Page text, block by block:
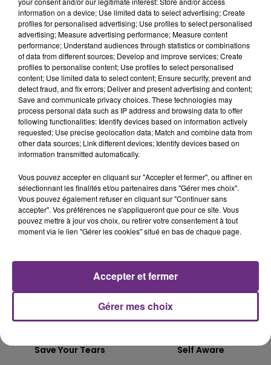
fermer ses portes.
TITRES DIFFUSÉS
4h47
4h47
BENSON BOONE
The Time Of My Life
4h44
4h44
ANGELE & JUSTICE
What You Want
4h41
4h41
Save Your Tears
4h37
4h37
Self Aware
information on a device; Use limited data to select advertising; Create
profiles for personalised advertising; Use profiles to select personalised
advertising; Measure advertising performance; Measure content
performance; Understand audiences through statistics or combinations
of data from different sources; Develop and improve services; Create
profiles to personalise content; Use profiles to select personalised
content; Use limited data to select content; Ensure security, prevent and
detect fraud, and fix errors; Deliver and present advertising and content;
Save and communicate privacy choices. These technologies may
process personal data such as IP address and browsing data to offer
following functionalities: Identify devices based on information actively
requested; Use precise geolocation data; Match and combine data from
other data sources; Link different devices; Identify devices based on
information transmitted automatically.
Vous pouvez accepter en cliquant sur "Accepter et fermer", ou affiner en
sélectionnant les finalités et/ou partenaires dans "Gérer mes choix".
Vous pouvez également refuser en cliquant sur "Continuer sans
accepter". Vos préférences ne s'appliqueront que pour ce site. Vous
pouvez mettre à jour vos choix, ou retirer votre consentement à tout
moment via le lien "Gérer les cookies" situé en bas de chaque page.
Gérer mes choix
Accepter et fermer